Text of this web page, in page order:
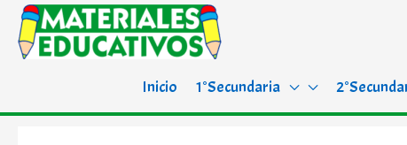
Inicio 1°Secundaria